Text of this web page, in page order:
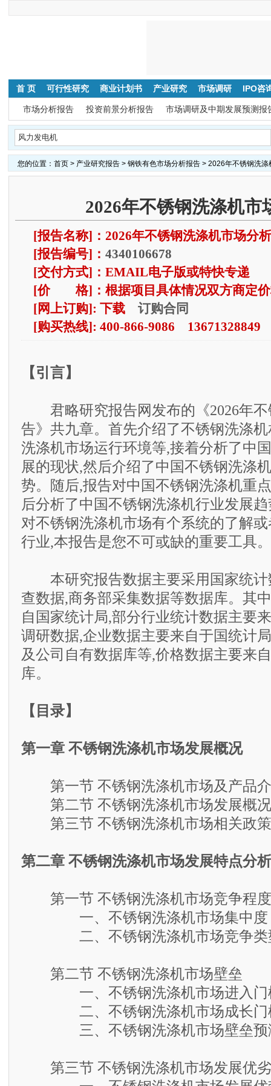
首 页 可行性研究 商业计划书 产业研究 市场调研 IPO咨
市场分析报告 投资前景分析报告 市场调研及中期发展预测报
您的位置： 首页> 产业研究报告> 钢铁有色市场分析报告> 2026年不锈钢洗涤
2026年不锈钢洗涤机市
[报告名称]：2026年不锈钢洗涤机市场分
[报告编号]： 4340106678
[交付方式]：EMAIL电子版或特快专递
[价 格]：根据项目具体情况双方商定
[网上订购]: 下载 订购合同
[购买热线]: 400-866-9086 13671328849
【引言】
君略研究报告网发布的《2026年不
告》共九章。首先介绍了不锈钢洗涤
洗涤机市场运行环境等,接着分析了中
展的现状,然后介绍了中国不锈钢洗涤
势。随后,报告对中国不锈钢洗涤机重
后分析了中国不锈钢洗涤机行业发展
对不锈钢洗涤机市场有个系统的了解
行业,本报告是您不可或缺的重要工具。
本研究报告数据主要采用国家统计
查数据,商务部采集数据等数据库。其
自国家统计局,部分行业统计数据主要
调研数据,企业数据主要来自于国统计
及公司自有数据库等,价格数据主要来
库。
【目录】
第一章 不锈钢洗涤机市场发展概况
第一节 不锈钢洗涤机市场及产品
第二节 不锈钢洗涤机市场发展概
第三节 不锈钢洗涤机市场相关政策
第二章 不锈钢洗涤机市场发展特点分析
第一节 不锈钢洗涤机市场竞争程度
一、不锈钢洗涤机市场集中度
二、不锈钢洗涤机市场竞争类
第二节 不锈钢洗涤机市场壁垒
一、不锈钢洗涤机市场进入门
二、不锈钢洗涤机市场成长门
三、不锈钢洗涤机市场壁垒预
第三节 不锈钢洗涤机市场发展优